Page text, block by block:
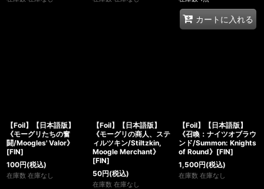
カートに入れる
【Foil】【日本語版】
《モーグリたちの奮
闘/Moogles' Valor》
[FIN]
100円(税込)
在庫数 在庫なし
【Foil】【日本語版】
《モーグリの商人、ステ
ィルツキン/Stiltzkin,
Moogle Merchant》
[FIN]
50円(税込)
在庫数 在庫なし
【Foil】【日本語版】
《召喚：ナイツオブラウ
ンド/Summon: Knights
of Round》[FIN]
1,500円(税込)
在庫数 在庫なし